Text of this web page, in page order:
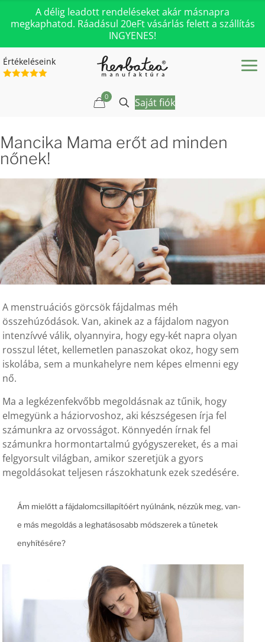
A délig leadott rendeléseket akár másnapra
megkaphatod. Ráadásul 20eFt vásárlás felett a szállítás
INGYENES!
Értékeléseink
0 Saját fiók
Mancika Mama erőt ad minden
nőnek!
A menstruációs görcsök fájdalmas méh
összehúzódások. Van, akinek az a fájdalom nagyon
intenzívvé válik, olyannyira, hogy egy-két napra olyan
rosszul létet, kellemetlen panaszokat okoz, hogy sem
iskolába, sem a munkahelyre nem képes elmenni egy
nő.
Ma a legkézenfekvőbb megoldásnak az tűnik, hogy
elmegyünk a háziorvoshoz, aki készségesen írja fel
számunkra az orvosságot. Könnyedén írnak fel
számunkra hormontartalmú gyógyszereket, és a mai
felgyorsult világban, amikor szeretjük a gyors
megoldásokat teljesen rászokhatunk ezek szedésére.
Ám mielőtt a fájdalomcsillapítóért nyúlnánk, nézzük meg, van-
e más megoldás a leghatásosabb módszerek a tünetek
enyhítésére?